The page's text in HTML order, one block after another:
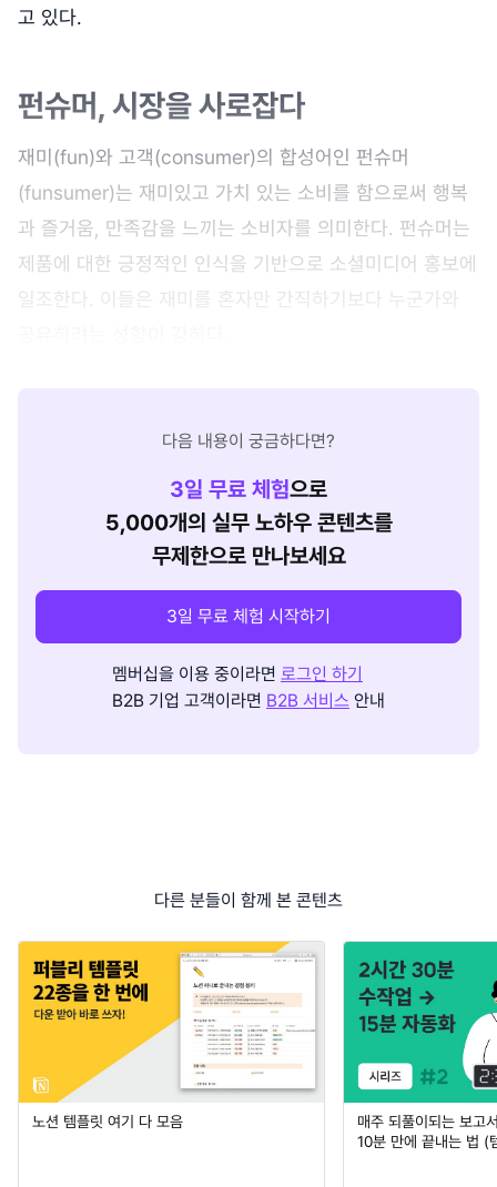
고 있다.
펀슈머, 시장을 사로잡다
재미(fun)와 고객(consumer)의 합성어인 펀슈머
(funsumer)는 재미있고 가치 있는 소비를 함으로써 행복
과 즐거움, 만족감을 느끼는 소비자를 의미한다. 펀슈머는
제품에 대한 긍정적인 인식을 기반으로 소셜미디어 홍보에
일조한다. 이들은 재미를 혼자만 간직하기보다 누군가와
다음 내용이 궁금하다면?
3일 무료 체험으로
5,000개의 실무 노하우 콘텐츠를
무제한으로 만나보세요
3일 무료 체험 시작하기
멤버십을 이용 중이라면 로그인 하기
B2B 기업 고객이라면 B2B 서비스 안내
다른 분들이 함께 본 콘텐츠
노션 템플릿 여기 다 모음
매주 되풀이되는 보고
10분 만에 끝내는 법 (